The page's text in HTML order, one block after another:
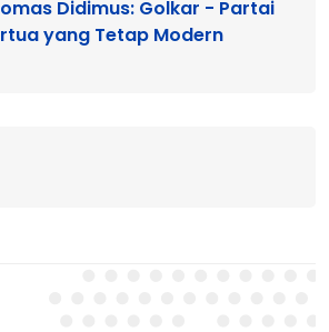
Didimus: Golkar - Partai
yang Tetap Modern